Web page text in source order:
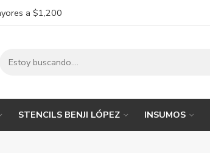
a $1,200
STENCILS BENJI LÓPEZ INSUMOS